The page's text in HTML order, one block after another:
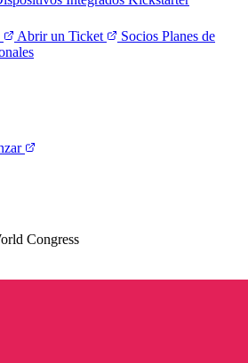
Abrir un Ticket Socios Planes de
Congress